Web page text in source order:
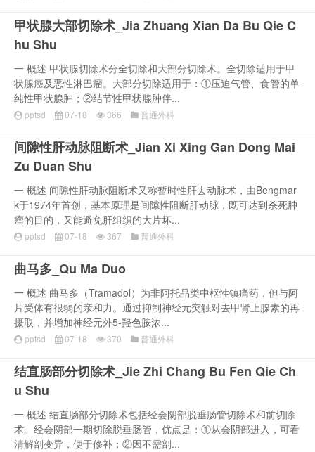
甲状腺大部切除术_Jia Zhuang Xian Da Bu Qie C
hu Shu
一 概述 甲状腺切除术分全切除和大部分切除术。全切除适用于甲
状腺癌及恶性淋巴瘤。大部分切除适用于：①压迫气管、食管的单
纯性甲状腺肿；②结节性甲状腺肿伴...
pptsd 07-18 366 普通外科
间隙性肝动脉阻断术_Jian Xi Xing Gan Dong Mai
Zu Duan Shu
一 概述 间隙性肝动脉阻断术又称暂时性肝去动脉术，由Bengmar
k于1974年首创，基本原理是间隙性阻断肝动脉，既可达到杀死肿
瘤的目的，又能避免肝组织的大片坏...
pptsd 07-18 367 普通外科
曲马多_Qu Ma Duo
一 概述 曲马多（Tramadol）为非阿托品类中枢性镇痛药，但与阿
片受体有很弱的亲和力。通过抑制神经元突触对去甲肾上腺素的再
摄取，并增加神经元外5-羟色胺浓...
pptsd 07-18 370 普通外科
结直肠部分切除术_Jie Zhi Chang Bu Fen Qie Ch
u Shu
一 概述 结直肠部分切除术包括经会阴部脱垂肠管切除术和前切除
术。经会阴部一期切除脱垂肠管，优点是：①从会阴部进入，可看
清解剖变异，便于修补；②因不需剖...